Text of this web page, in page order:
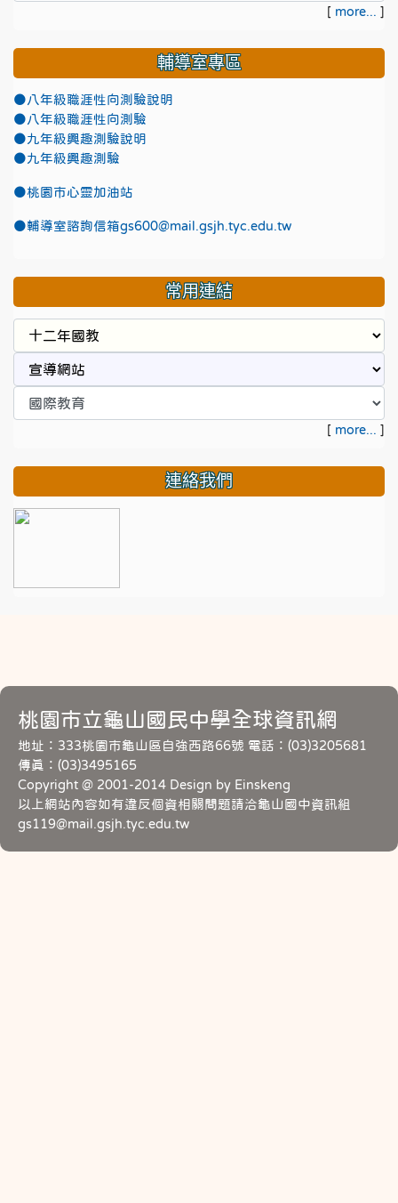
[ more... ]
輔導室專區
●八年級職涯性向測驗說明
●八年級職涯性向測驗
●九年級興趣測驗說明
●九年級興趣測驗
●桃園市心靈加油站
●輔導室諮詢信箱gs600@mail.gsjh.tyc.edu.tw
常用連結
[ more... ]
連絡我們
桃園市立龜山國民中學全球資訊網
地址：333桃園市龜山區自強西路66號 電話：(03)3205681
傳真：(03)3495165
Copyright @ 2001-2014 Design by Einskeng
以上網站內容如有違反個資相關問題請洽龜山國中資訊組
gs119@mail.gsjh.tyc.edu.tw